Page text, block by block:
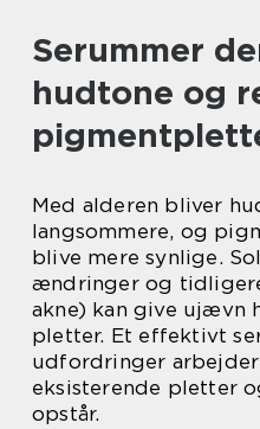
Serummer
hudtone og
Med alderen bliver
langsommere, og
blive mere synlige.
ændringer og
akne) kan give ujævn
pletter. Et effektivt
udfordringer arbejder
eksisterende pletter
opstår.